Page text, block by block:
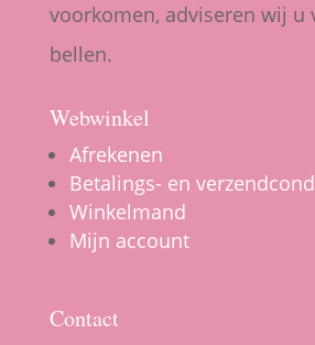
voorkomen, adviseren wij u
bellen.
Webwinkel
Afrekenen
Betalings- en
Winkelmand
Mijn account
Contact